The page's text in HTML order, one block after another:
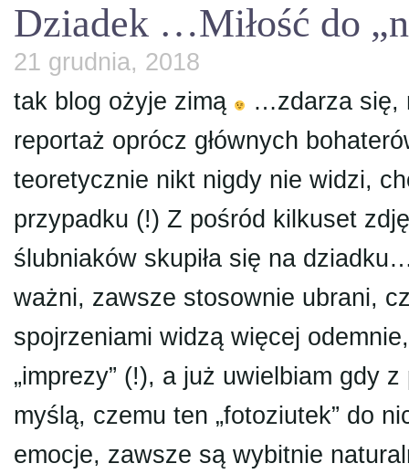
Dziadek …Miłość do
21 grudnia, 2018
tak blog ożyje zimą
…zdarza się,
reportaż oprócz głównych
teoretycznie nikt nigdy nie widzi,
przypadku (!) Z pośród kilkuset
ślubniaków skupiła się na
ważni, zawsze stosownie ubrani,
spojrzeniami widzą więcej
„imprezy” (!), a już uwielbiam gdy
myślą, czemu ten „fotoziutek” do
emocje, zawsze są wybitnie